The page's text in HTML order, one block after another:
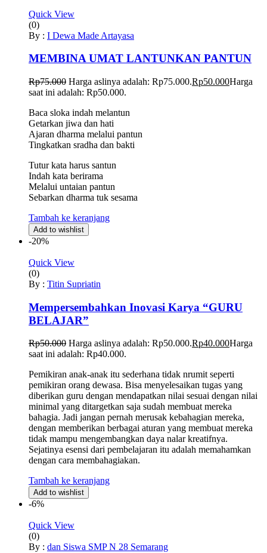
Quick View
(0)
By : I Dewa Made Artayasa
MEMBINA UMAT LANTUNKAN PANTUN
Rp75.000 Harga aslinya adalah: Rp75.000.Rp50.000Harga
saat ini adalah: Rp50.000.
Baca sloka indah melantun
Getarkan jiwa dan hati
Ajaran dharma melalui pantun
Tingkatkan sradha dan bakti
Tutur kata harus santun
Indah kata berirama
Melalui untaian pantun
Sebarkan dharma tuk sesama
Tambah ke keranjang
Add to wishlist
-20%
Quick View
(0)
By : Titin Supriatin
Mempersembahkan Inovasi Karya “GURU
BELAJAR”
Rp50.000 Harga aslinya adalah: Rp50.000.Rp40.000Harga
saat ini adalah: Rp40.000.
Pemikiran anak-anak itu sederhana tidak nrumit seperti
pemikiran orang dewasa. Bisa menyelesaikan tugas yang
diberikan guru dengan mendapatkan nilai sesuai dengan nilai
minimal yang ditargetkan saja sudah membuat mereka
bahagia. Jadi jangan pernah merusak kebahagian mereka,
dengan memberikan berbagai aturan yang membuat mereka
tidak mampu mengembangkan daya nalar kreatifnya.
Sejatinya esensi dari pembelajaran itu adalah memahamkan
dengan cara membahagiakan.
Tambah ke keranjang
Add to wishlist
-6%
Quick View
(0)
By : dan Siswa SMP N 28 Semarang